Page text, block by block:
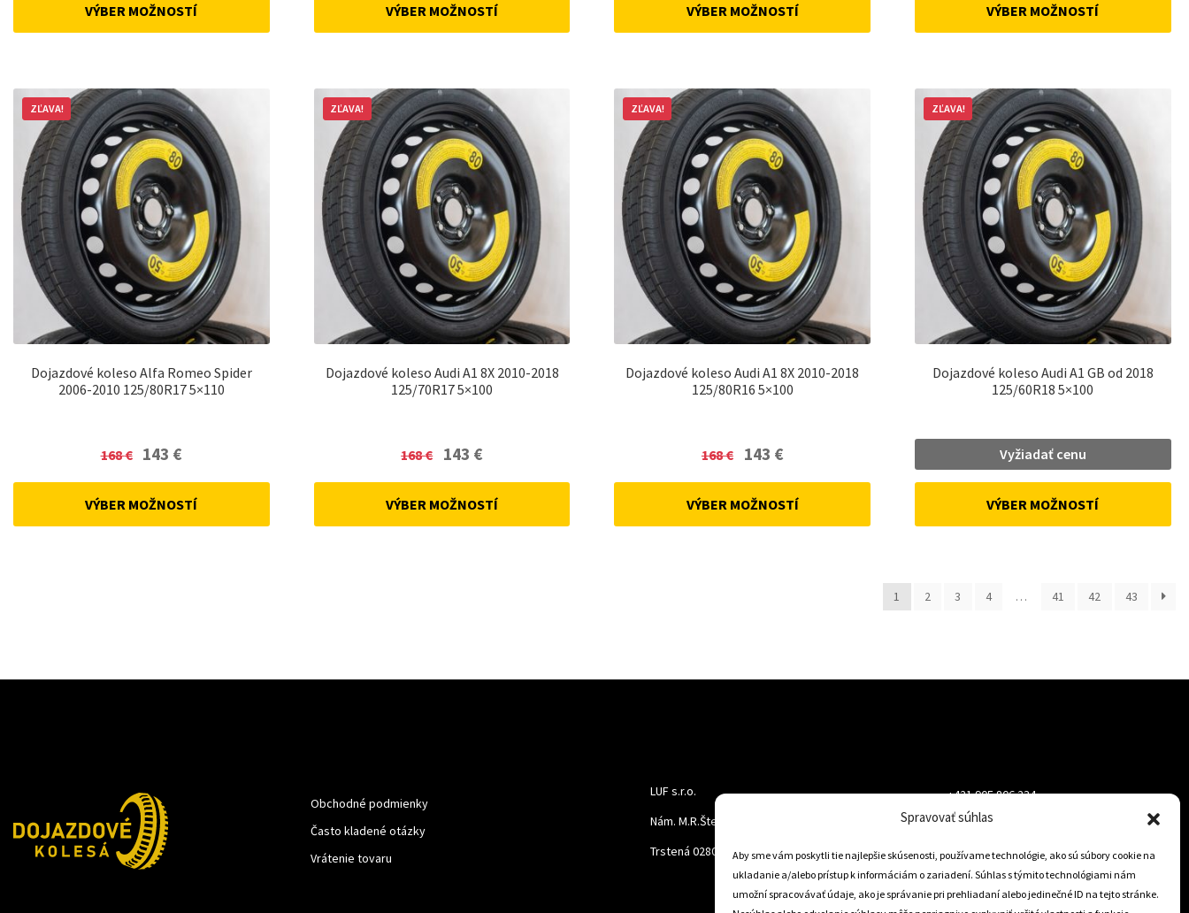
Spravovať súhlas
Aby sme vám poskytli tie najlepšie skúsenosti, používame technológie, ako sú súbory cookie na
ukladanie a/alebo prístup k informáciám o zariadení. Súhlas s týmito technológiami nám
umožní spracovávať údaje, ako je správanie pri prehliadaní alebo jedinečné ID na tejto stránke.
168 €.
143 €.
VÝBER MOŽNOSTÍ
164,54 €.
VÝBER MOŽNOSTÍ
164,54 €.
VÝBER MOŽNOSTÍ
168 €.
143 €.
VÝBER MOŽNOSTÍ
Dojazdové koleso Alfa Romeo Spider
2006-2010 125/80R17 5×110
ZĽAVA!
168€
Original
168 €.
143 €
143 €.
VÝBER MOŽNOSTÍ
Dojazdové koleso Audi A1 8X 2010-2018
125/70R17 5×100
ZĽAVA!
168€
Original
168 €.
143 €Current
143 €.
VÝBER MOŽNOSTÍ
Dojazdové koleso Audi A1 8X 2010-2018
125/80R16 5×100
ZĽAVA!
168€
Original
168 €.
143 €Current
143 €.
VÝBER MOŽNOSTÍ
Dojazdové koleso Audi A1 GB od 2018
125/60R18 5×100
ZĽAVA!
Vyžiadať cenu
VÝBER MOŽNOSTÍ
1 2 3 4 … 41 42 43
Obchodné podmienky
Často kladené otázky
Vrátenie tovaru
LUF s.r.o.
Nám. M.R.Štefanika 518,
Trstená 02801
+421 905 806 234
info@dojazdovekolesa.com
Český Eshop